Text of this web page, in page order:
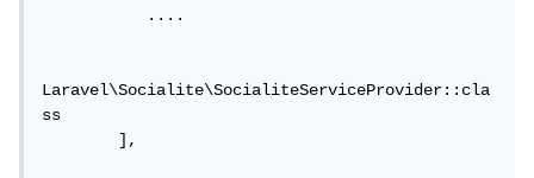
           ....
Laravel\Socialite\SocialiteServiceProvider::cla
ss
        ],